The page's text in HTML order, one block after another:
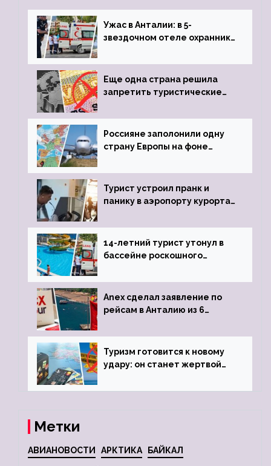
Ужас в Анталии: в 5-
звездочном отеле охранник
пистолета
Еще одна страна решила
запретить туристические
Россияне заполонили одну
страну Европы на фоне
виз
Турист устроил пранк и
панику в аэропорту курорта,
задержке рейса
14-летний турист утонул в
бассейне роскошного
Anex сделал заявление по
рейсам в Анталию из 6
Туризм готовится к новому
удару: он станет жертвой
Метки
АВИАНОВОСТИ АРКТИКА БАЙКАЛ